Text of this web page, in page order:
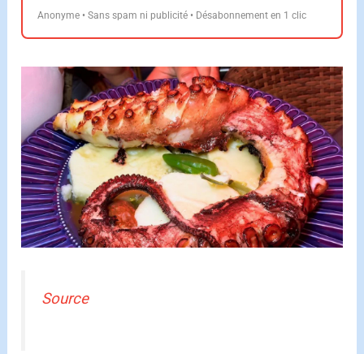
Anonyme • Sans spam ni publicité • Désabonnement en 1 clic
Source